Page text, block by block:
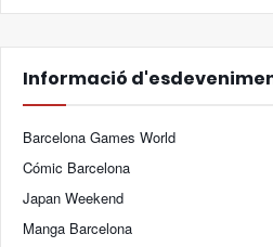
Informació
Barcelona Games World
Cómic Barcelona
Japan Weekend
Manga Barcelona